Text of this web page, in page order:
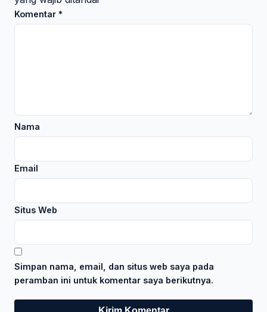
Komentar *
Nama
Email
Situs Web
Simpan nama, email, dan situs web saya pada
peramban ini untuk komentar saya berikutnya.